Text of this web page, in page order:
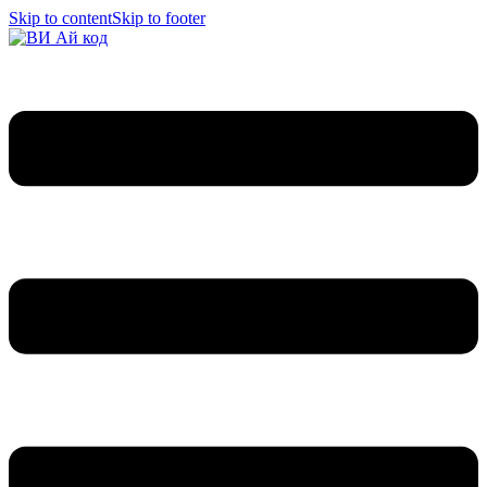
Skip to contentSkip to footer